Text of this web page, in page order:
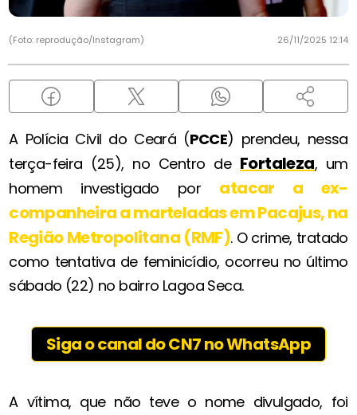
(Foto: reprodução/Instagram) 26/11/2025 12:14
A Polícia Civil do Ceará (PCCE) prendeu, nessa
terça-feira (25), no Centro de Fortaleza, um
homem investigado por atacar a ex-
companheira a marteladas em Pacajus, na
Região Metropolitana (RMF). O crime, tratado
como tentativa de feminicídio, ocorreu no último
sábado (22) no bairro Lagoa Seca.
Siga o canal do CN7 no WhatsApp
A vítima, que não teve o nome divulgado, foi